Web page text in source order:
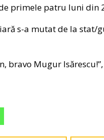
primele patru luni din
s-a mutat de la stat/
bravo Mugur